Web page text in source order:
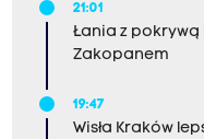
21:01
Łania z pokrywą
Zakopanem
19:47
Wisła Kraków